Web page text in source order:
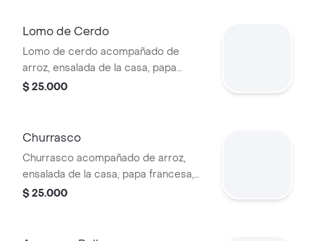
Lomo de Cerdo
Lomo de cerdo acompañado de
arroz, ensalada de la casa, papa
francesa, yuca y patacón.
$ 25.000
Churrasco
Churrasco acompañado de arroz,
ensalada de la casa, papa francesa,
yuca y patacón.
$ 25.000